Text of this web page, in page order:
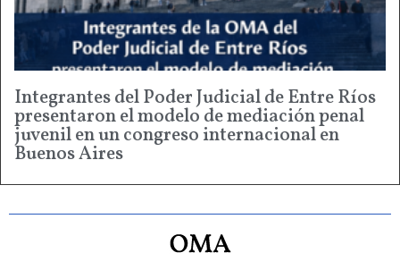
Integrantes del Poder Judicial de Entre Ríos
presentaron el modelo de mediación penal
juvenil en un congreso internacional en
Buenos Aires